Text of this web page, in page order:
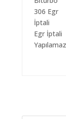
Egr İptali
Yapılamaz